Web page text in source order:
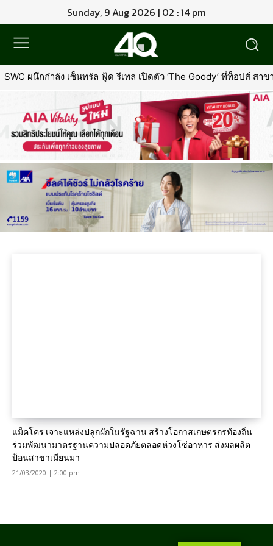
Sunday, 9 Aug 2026 | 02 : 14 pm
ผนึกกำลัง เซ็นทรัล ฟู้ด รีเทล เปิดตัว ‘The Goody’ ที่ท็อปส์ สา
แม็คโคร เจาะแหล่งปลูกผักในรัฐฉาน สร้างโอกาสเกษตรกรท้องถิ่น
ร่วมพัฒนามาตรฐานความปลอดภัยตลอดห่วงโซ่อาหาร ส่งผลผลิต
ป้อนสาขาเมียนมา
21/03/2020 | 2:00 pm